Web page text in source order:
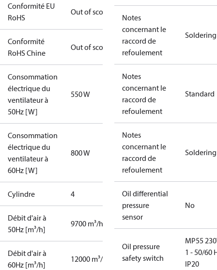
Conformité EU
RoHS
Out of scope
Conformité
RoHS Chine
Out of scope
Consommation
électrique du
ventilateur à
50Hz [W]
550 W
Consommation
électrique du
ventilateur à
60Hz [W]
800 W
Cylindre 4
Débit d'air à
50Hz [m³/h]
9700 m³/h
Débit d'air à
60Hz [m³/h]
12000 m³/h
Notes
concernant le
raccord de
refoulement
Soldering
Notes
concernant le
raccord de
refoulement
Standard
Notes
concernant le
raccord de
refoulement
Soldering
Oil differential
pressure
sensor
No
Oil pressure
safety switch
MP55
1 - 50/60
IP20